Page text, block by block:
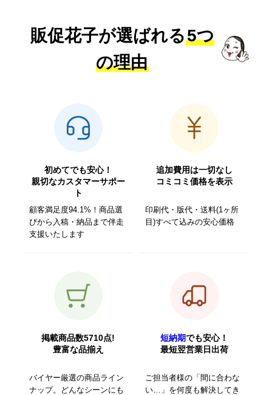
販促花子が選ばれる5つ
の理由
初めてでも安心！
親切なカスタマーサポー
ト
顧客満足度94.1%！商品選
びから入稿・納品まで伴走
支援いたします
追加費用は一切なし
コミコミ価格を表示
印刷代・版代・送料(1ヶ所
目)すべて込みの安心価格
掲載商品数5710点!
豊富な品揃え
バイヤー厳選の商品ライン
ナップ。どんなシーンにも
短納期でも安心！
最短翌営業日出荷
ご担当者様の「間に合わな
い…」を何度も解決してき